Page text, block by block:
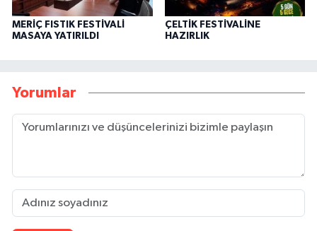
MERİÇ FISTIK FESTİVALİ
MASAYA YATIRILDI
ÇELTİK FESTİVALİNE
HAZIRLIK
Yorumlar